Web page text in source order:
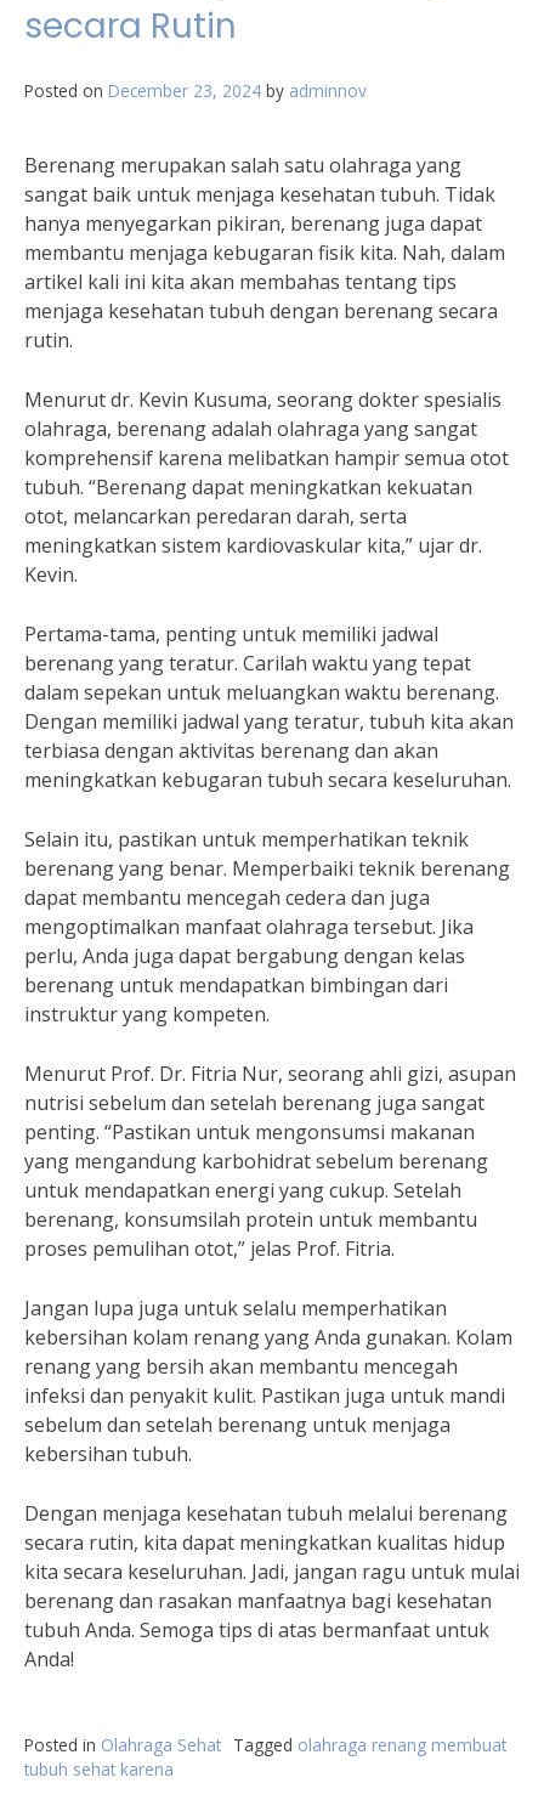
secara Rutin
Posted on December 23, 2024 by adminnov
Berenang merupakan salah satu olahraga yang
sangat baik untuk menjaga kesehatan tubuh. Tidak
hanya menyegarkan pikiran, berenang juga dapat
membantu menjaga kebugaran fisik kita. Nah, dalam
artikel kali ini kita akan membahas tentang tips
menjaga kesehatan tubuh dengan berenang secara
rutin.
Menurut dr. Kevin Kusuma, seorang dokter spesialis
olahraga, berenang adalah olahraga yang sangat
komprehensif karena melibatkan hampir semua otot
tubuh. “Berenang dapat meningkatkan kekuatan
otot, melancarkan peredaran darah, serta
meningkatkan sistem kardiovaskular kita,” ujar dr.
Kevin.
Pertama-tama, penting untuk memiliki jadwal
berenang yang teratur. Carilah waktu yang tepat
dalam sepekan untuk meluangkan waktu berenang.
Dengan memiliki jadwal yang teratur, tubuh kita akan
terbiasa dengan aktivitas berenang dan akan
meningkatkan kebugaran tubuh secara keseluruhan.
Selain itu, pastikan untuk memperhatikan teknik
berenang yang benar. Memperbaiki teknik berenang
dapat membantu mencegah cedera dan juga
mengoptimalkan manfaat olahraga tersebut. Jika
perlu, Anda juga dapat bergabung dengan kelas
berenang untuk mendapatkan bimbingan dari
instruktur yang kompeten.
Menurut Prof. Dr. Fitria Nur, seorang ahli gizi, asupan
nutrisi sebelum dan setelah berenang juga sangat
penting. “Pastikan untuk mengonsumsi makanan
yang mengandung karbohidrat sebelum berenang
untuk mendapatkan energi yang cukup. Setelah
berenang, konsumsilah protein untuk membantu
proses pemulihan otot,” jelas Prof. Fitria.
Jangan lupa juga untuk selalu memperhatikan
kebersihan kolam renang yang Anda gunakan. Kolam
renang yang bersih akan membantu mencegah
infeksi dan penyakit kulit. Pastikan juga untuk mandi
sebelum dan setelah berenang untuk menjaga
kebersihan tubuh.
Dengan menjaga kesehatan tubuh melalui berenang
secara rutin, kita dapat meningkatkan kualitas hidup
kita secara keseluruhan. Jadi, jangan ragu untuk mulai
berenang dan rasakan manfaatnya bagi kesehatan
tubuh Anda. Semoga tips di atas bermanfaat untuk
Anda!
Posted in Olahraga Sehat Tagged olahraga renang membuat
tubuh sehat karena